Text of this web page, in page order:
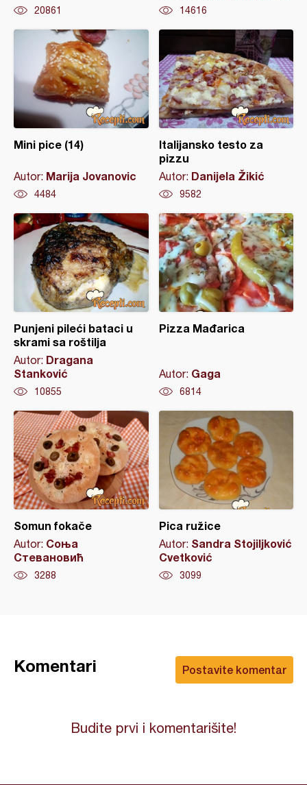
20861 14616
Mini pice (14)
Autor: Marija Jovanovic
4484
Italijansko testo za
pizzu
Autor: Danijela Žikić
9582
Punjeni pileći bataci u
skrami sa roštilja
Autor: Dragana
Stanković
10855
Pizza Mađarica
Autor: Gaga
6814
Somun fokače
Autor: Соња
Стевановић
3288
Pica ružice
Autor: Sandra Stojiljković
Cvetković
3099
Postavite komentar
Komentari
Budite prvi i komentarišite!